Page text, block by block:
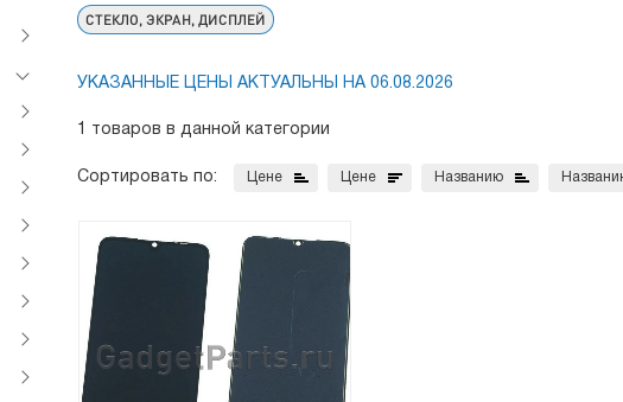
СТЕКЛО, ЭКРАН, ДИСПЛЕЙ
УКАЗАННЫЕ ЦЕНЫ АКТУАЛЬНЫ НА 06.08.2026
1 товаров в данной категории
Сортировать по: Цене Цене Названию